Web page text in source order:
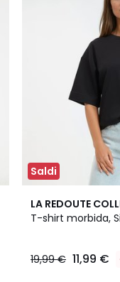
Saldi
LA REDOUTE
T-shirt morbida,
19,99 € 11,99 €
4,6
/ 5
3
Colori